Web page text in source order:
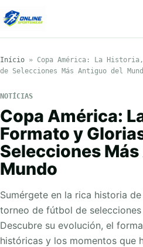
Início » Copa América: La
de Selecciones Más Antiguo del
NOTÍCIAS
Copa América:
Formato y
Selecciones
Mundo
Sumérgete en la rica historia
torneo de fútbol de
Descubre su evolución, el
históricas y los momentos que